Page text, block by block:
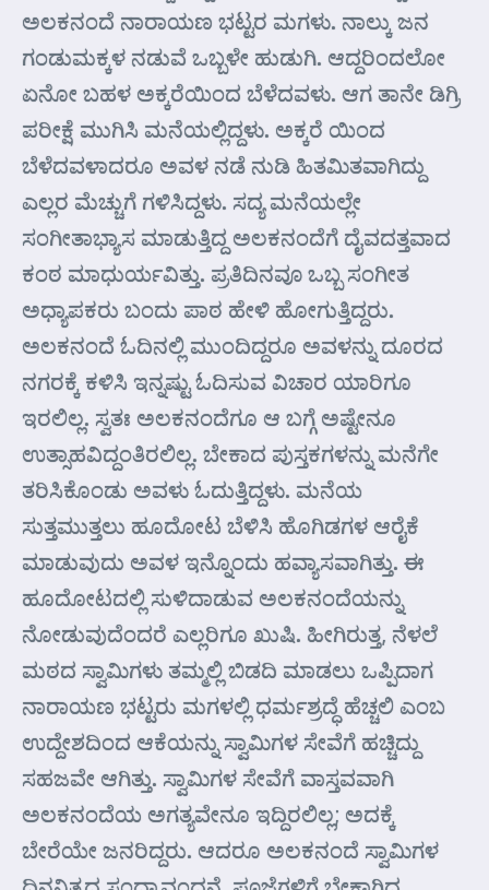
ಅಲಕನಂದೆ ನಾರಾಯಣ ಭಟ್ಟರ ಮಗಳು. ನಾಲ್ಕು ಜನ
ಗಂಡುಮಕ್ಕಳ ನಡುವೆ ಒಬ್ಬಳೇ ಹುಡುಗಿ. ಆದ್ದರಿಂದಲೋ
ಏನೋ ಬಹಳ ಅಕ್ಕರೆಯಿಂದ ಬೆಳೆದವಳು. ಆಗ ತಾನೇ ಡಿಗ್ರಿ
ಪರೀಕ್ಷೆ ಮುಗಿಸಿ ಮನೆಯಲ್ಲಿದ್ದಳು. ಅಕ್ಕರೆ ಯಿಂದ
ಬೆಳೆದವಳಾದರೂ ಅವಳ ನಡೆ ನುಡಿ ಹಿತಮಿತವಾಗಿದ್ದು
ಎಲ್ಲರ ಮೆಚ್ಚುಗೆ ಗಳಿಸಿದ್ದಳು. ಸದ್ಯ ಮನೆಯಲ್ಲೇ
ಸಂಗೀತಾಭ್ಯಾಸ ಮಾಡುತ್ತಿದ್ದ ಅಲಕನಂದೆಗೆ ದೈವದತ್ತವಾದ
ಕಂಠ ಮಾಧುರ್ಯವಿತ್ತು. ಪ್ರತಿದಿನವೂ ಒಬ್ಬ ಸಂಗೀತ
ಅಧ್ಯಾಪಕರು ಬಂದು ಪಾಠ ಹೇಳಿ ಹೋಗುತ್ತಿದ್ದರು.
ಅಲಕನಂದೆ ಓದಿನಲ್ಲಿ ಮುಂದಿದ್ದರೂ ಅವಳನ್ನು ದೂರದ
ನಗರಕ್ಕೆ ಕಳಿಸಿ ಇನ್ನಷ್ಟು ಓದಿಸುವ ವಿಚಾರ ಯಾರಿಗೂ
ಇರಲಿಲ್ಲ. ಸ್ವತಃ ಅಲಕನಂದೆಗೂ ಆ ಬಗ್ಗೆ ಅಷ್ಟೇನೂ
ಉತ್ಸಾಹವಿದ್ದಂತಿರಲಿಲ್ಲ. ಬೇಕಾದ ಪುಸ್ತಕಗಳನ್ನು ಮನೆಗೇ
ತರಿಸಿಕೊಂಡು ಅವಳು ಓದುತ್ತಿದ್ದಳು. ಮನೆಯ
ಸುತ್ತಮುತ್ತಲು ಹೂದೋಟ ಬೆಳಿಸಿ ಹೊಗಿಡಗಳ ಆರೈಕೆ
ಮಾಡುವುದು ಅವಳ ಇನ್ನೊಂದು ಹವ್ಯಾಸವಾಗಿತ್ತು. ಈ
ಹೂದೋಟದಲ್ಲಿ ಸುಳಿದಾಡುವ ಅಲಕನಂದೆಯನ್ನು
ನೋಡುವುದೆಂದರೆ ಎಲ್ಲರಿಗೂ ಖುಷಿ. ಹೀಗಿರುತ್ತ, ನೆಳಲೆ
ಮಠದ ಸ್ವಾಮಿಗಳು ತಮ್ಮಲ್ಲಿ ಬಿಡದಿ ಮಾಡಲು ಒಪ್ಪಿದಾಗ
ನಾರಾಯಣ ಭಟ್ಟರು ಮಗಳಲ್ಲಿ ಧರ್ಮಶ್ರದ್ಧೆ ಹೆಚ್ಚಲಿ ಎಂಬ
ಉದ್ದೇಶದಿಂದ ಆಕೆಯನ್ನು ಸ್ವಾಮಿಗಳ ಸೇವೆಗೆ ಹಚ್ಚಿದ್ದು
ಸಹಜವೇ ಆಗಿತ್ತು. ಸ್ವಾಮಿಗಳ ಸೇವೆಗೆ ವಾಸ್ತವವಾಗಿ
ಅಲಕನಂದೆಯ ಅಗತ್ಯವೇನೂ ಇದ್ದಿರಲಿಲ್ಲ; ಅದಕ್ಕೆ
ಬೇರೆಯೇ ಜನರಿದ್ದರು. ಆದರೂ ಅಲಕನಂದೆ ಸ್ವಾಮಿಗಳ